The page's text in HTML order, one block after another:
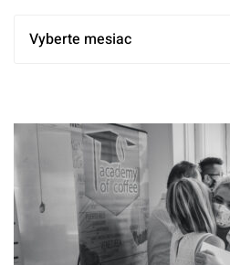
í